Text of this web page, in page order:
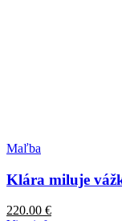
Maľba
Klára miluje
220.00 €